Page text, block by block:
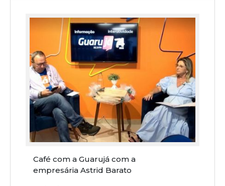
Café com a Guarujá com a
empresária Astrid Barato